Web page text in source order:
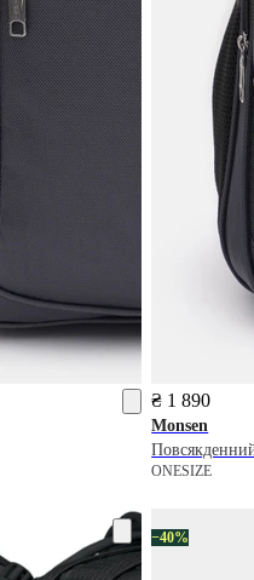
₴ 1 890
Monsen
ONESIZE
−40%